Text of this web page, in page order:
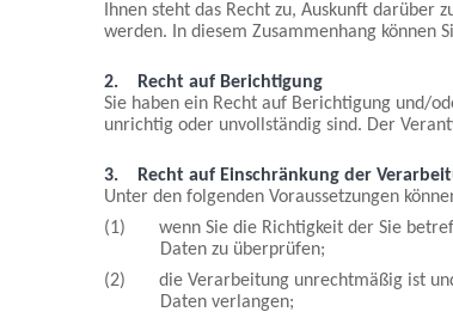
Ihnen steht das Recht zu, Auskunft
werden. In diesem Zusammenhang können
2.
Recht auf Berichtigung
Sie haben ein Recht auf Berichtigung und/
unrichtig oder unvollständig sind. Der
3.
Recht auf Einschränkung der
Unter den folgenden Voraussetzungen
(1) wenn Sie die Richtigkeit der Sie
Daten zu überprüfen;
(2) die Verarbeitung unrechtmäßig ist und
Daten verlangen;